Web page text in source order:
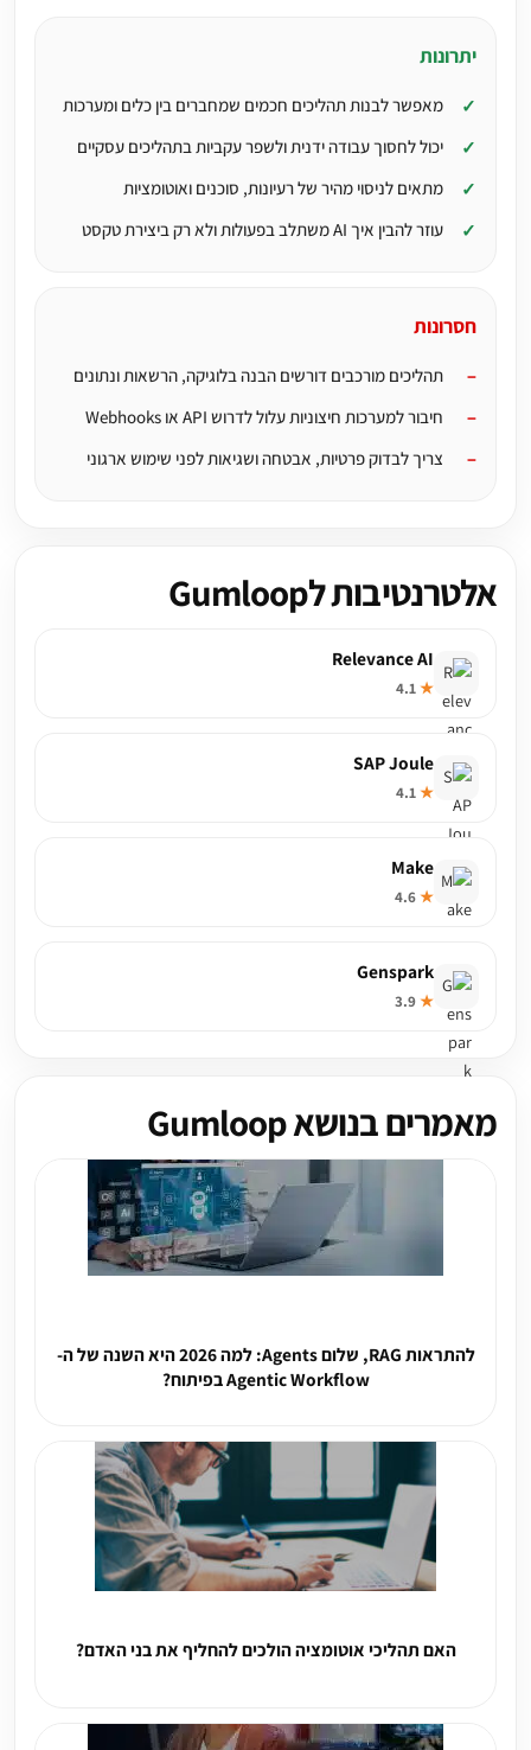
יתרונות
מאפשר לבנות תהליכים חכמים שמחברים בין כלים ומערכות
יכול לחסוך עבודה ידנית ולשפר עקביות בתהליכים עסקיים
מתאים לניסוי מהיר של רעיונות, סוכנים ואוטומציות
עוזר להבין איך AI משתלב בפעולות ולא רק ביצירת טקסט
חסרונות
תהליכים מורכבים דורשים הבנה בלוגיקה, הרשאות ונתונים
חיבור למערכות חיצוניות עלול לדרוש API או Webhooks
צריך לבדוק פרטיות, אבטחה ושגיאות לפני שימוש ארגוני
אלטרנטיבות לGumloop
Relevance AI
★
SAP Joule
★
Make
★
Genspark
★
מאמרים בנושא Gumloop
להתראות RAG, שלום Agents: למה 2026 היא השנה של ה-
Agentic Workflow בפיתוח?
האם תהליכי אוטומציה הולכים להחליף את בני האדם?